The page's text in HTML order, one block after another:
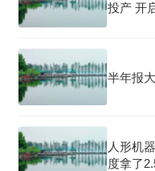
投产 开
半年报
人形机
度拿了